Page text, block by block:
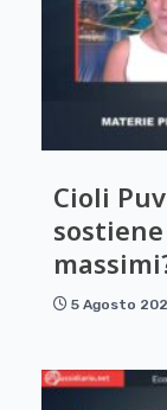
Cioli
5 Agosto